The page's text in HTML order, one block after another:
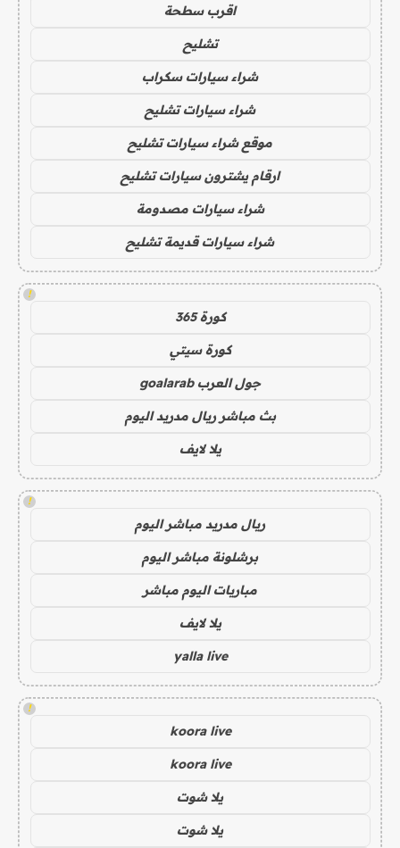
اقرب سطحة
تشليح
شراء سيارات سكراب
شراء سيارات تشليح
موقع شراء سيارات تشليح
ارقام يشترون سيارات تشليح
شراء سيارات مصدومة
شراء سيارات قديمة تشليح
!
كورة 365
كورة سيتي
جول العرب goalarab
بث مباشر ريال مدريد اليوم
يلا لايف
!
ريال مدريد مباشر اليوم
برشلونة مباشر اليوم
مباريات اليوم مباشر
يلا لايف
yalla live
!
koora live
koora live
يلا شوت
يلا شوت